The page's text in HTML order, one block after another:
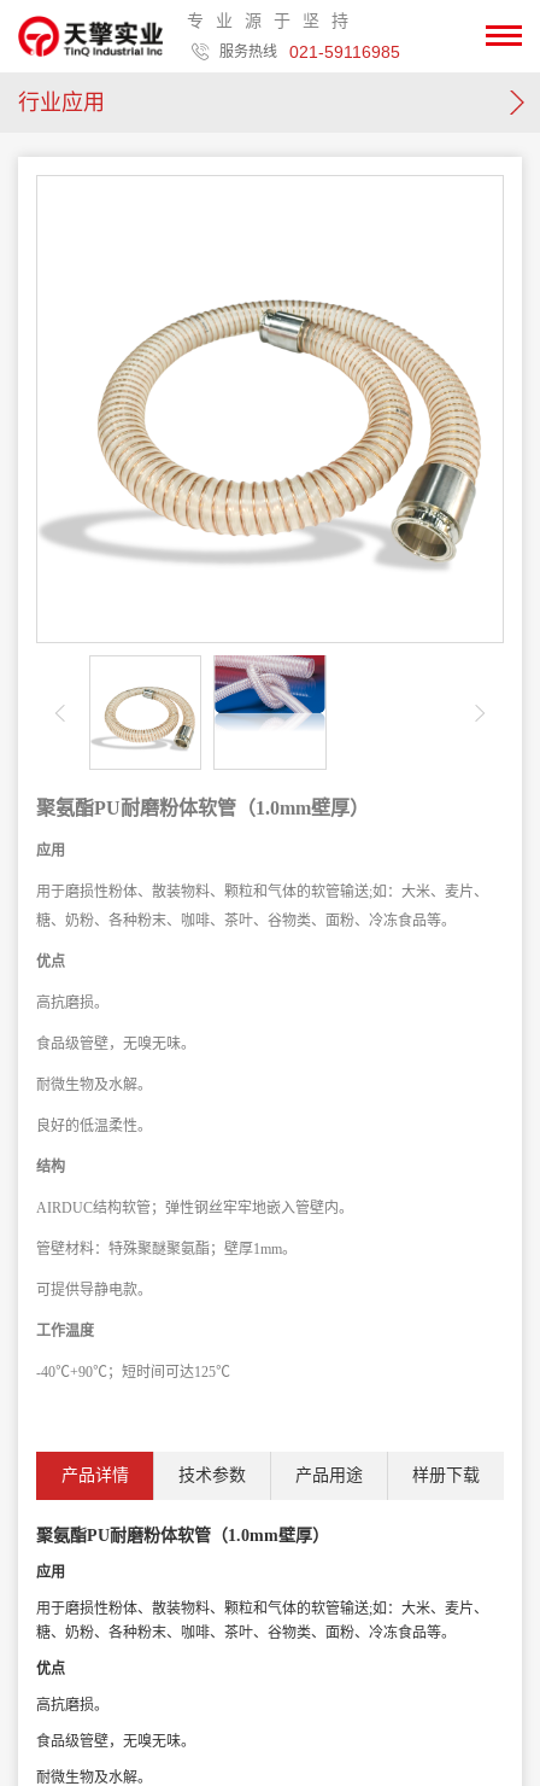
专业源于坚持
服务热线 021-59116985
行业应用
聚氨酯PU耐磨粉体软管（1.0mm壁厚）
应用
用于磨损性粉体、散装物料、颗粒和气体的软管输送;如：大米、麦片、
糖、奶粉、各种粉末、咖啡、茶叶、谷物类、面粉、冷冻食品等。
优点
高抗磨损。
食品级管壁，无嗅无味。
耐微生物及水解。
良好的低温柔性。
结构
AIRDUC结构软管；弹性钢丝牢牢地嵌入管壁内。
管壁材料：特殊聚醚聚氨酯；壁厚1mm。
可提供导静电款。
工作温度
-40℃+90℃；短时间可达125℃
产品详情 技术参数 产品用途 样册下载
聚氨酯PU耐磨粉体软管（1.0mm壁厚）
应用
用于磨损性粉体、散装物料、颗粒和气体的软管输送;如：大米、麦片、
糖、奶粉、各种粉末、咖啡、茶叶、谷物类、面粉、冷冻食品等。
优点
高抗磨损。
食品级管壁，无嗅无味。
耐微生物及水解。